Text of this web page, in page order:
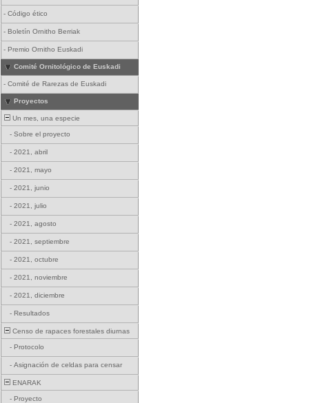
- Código ético
- Boletín Ornitho Berriak
- Premio Ornitho Euskadi
Comité Ornitológico de Euskadi
- Comité de Rarezas de Euskadi
Proyectos
Un mes, una especie
- Sobre el proyecto
- 2021, abril
- 2021, mayo
- 2021, junio
- 2021, julio
- 2021, agosto
- 2021, septiembre
- 2021, octubre
- 2021, noviembre
- 2021, diciembre
- Resultados
Censo de rapaces forestales diurnas
- Protocolo
- Asignación de celdas para censar
ENARAK
- Proyecto